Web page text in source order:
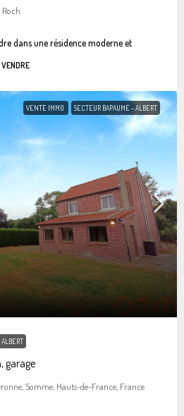
dans une résidence moderne et
VENTE IMMO SECTEUR BAPAUME - ALBERT
garage
Somme, Hauts-de-France, France